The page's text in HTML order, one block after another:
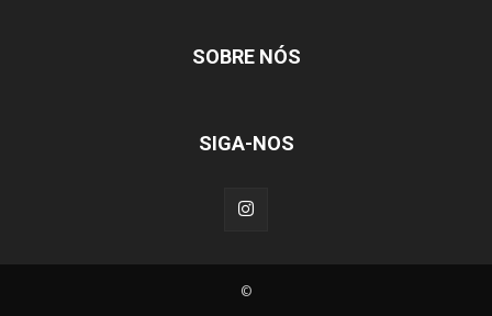
SOBRE NÓS
SIGA-NOS
©